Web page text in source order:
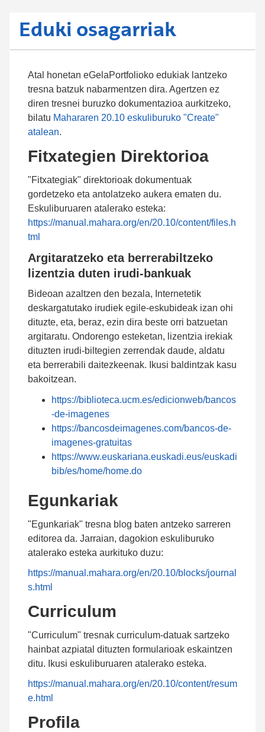
Eduki osagarriak
Atal honetan eGelaPortfolioko edukiak lantzeko
tresna batzuk nabarmentzen dira. Agertzen ez
diren tresnei buruzko dokumentazioa aurkitzeko,
bilatu Mahararen 20.10 eskuliburuko "Create"
atalean.
Fitxategien Direktorioa
"Fitxategiak" direktorioak dokumentuak
gordetzeko eta antolatzeko aukera ematen du.
Eskuliburuaren atalerako esteka:
https://manual.mahara.org/en/20.10/content/files.h
tml
Argitaratzeko eta berrerabiltzeko
lizentzia duten irudi-bankuak
Bideoan azaltzen den bezala, Internetetik
deskargatutako irudiek egile-eskubideak izan ohi
dituzte, eta, beraz, ezin dira beste orri batzuetan
argitaratu. Ondorengo esteketan, lizentzia irekiak
dituzten irudi-biltegien zerrendak daude, aldatu
eta berrerabili daitezkeenak. Ikusi baldintzak kasu
bakoitzean.
https://biblioteca.ucm.es/edicionweb/bancos
-de-imagenes
https://bancosdeimagenes.com/bancos-de-
imagenes-gratuitas
https://www.euskariana.euskadi.eus/euskadi
bib/es/home/home.do
Egunkariak
"Egunkariak" tresna blog baten antzeko sarreren
editorea da. Jarraian, dagokion eskuliburuko
atalerako esteka aurkituko duzu:
https://manual.mahara.org/en/20.10/blocks/journal
s.html
Curriculum
"Curriculum" tresnak curriculum-datuak sartzeko
hainbat azpiatal dituzten formularioak eskaintzen
ditu. Ikusi eskuliburuaren atalerako esteka.
https://manual.mahara.org/en/20.10/content/resum
e.html
Profila